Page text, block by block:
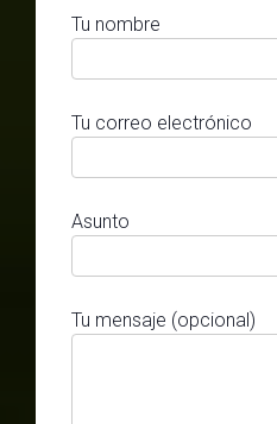
Tu nombre
Tu correo electrónico
Asunto
Tu mensaje (opcional)